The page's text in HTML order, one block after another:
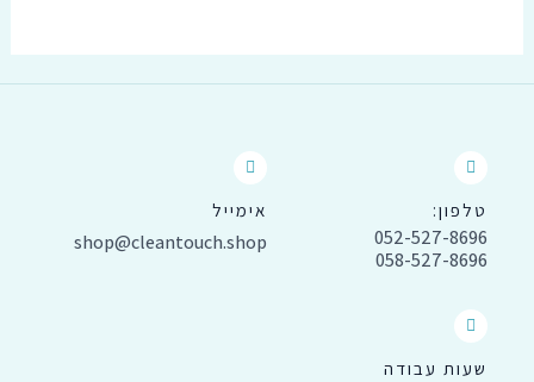
טלפון:
052-527-8696
058-527-8696
אימייל
shop@cleantouch.shop
שעות עבודה